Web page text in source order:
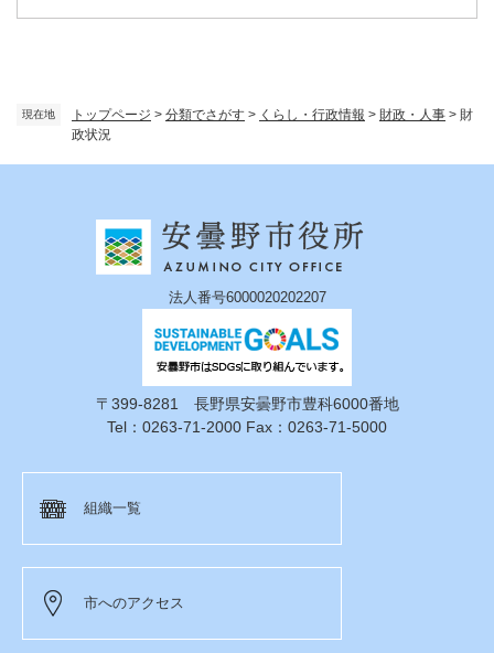
現在地 トップページ > 分類でさがす > くらし・行政情報 > 財政・人事 > 財
政状況
法人番号6000020202207
〒399-8281 長野県安曇野市豊科6000番地
Tel：0263-71-2000 Fax：0263-71-5000
組織一覧
市へのアクセス